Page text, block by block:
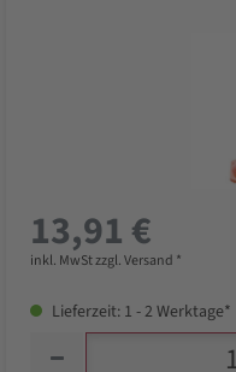
13,91 €
inkl. MwSt zzgl. Versand *
Lieferzeit: 1 - 2 Werktage*